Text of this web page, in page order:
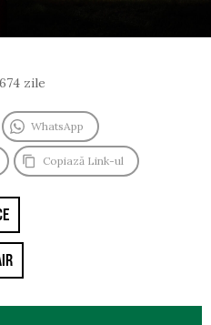
zile
WhatsApp
Copiază Link-ul